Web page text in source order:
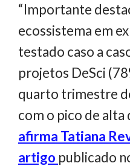
“Importante
ecossistema em
testado caso a
projetos DeSci
quarto trimestre
com o pico de alta
afirma Tatiana
artigo publicado